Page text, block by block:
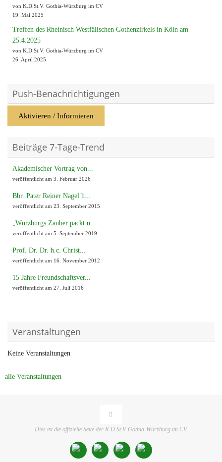
von K.D.St.V. Gothia-Würzburg im CV
19. Mai 2025
Treffen des Rheinisch Westfälischen Gothenzirkels in Köln am
25.4.2025
von K.D.St.V. Gothia-Würzburg im CV
26. April 2025
Push-Benachrichtigungen
Aktivieren / Informieren
Beiträge 7-Tage-Trend
Akademischer Vortrag von...
veröffentlicht am 3. Februar 2026
Bbr. Pater Reiner Nagel h...
veröffentlicht am 23. September 2015
„Würzburgs Zauber packt u...
veröffentlicht am 5. September 2019
Prof. Dr. Dr. h.c. Christ...
veröffentlicht am 16. November 2012
15 Jahre Freundschaftsver...
veröffentlicht am 27. Juli 2016
Veranstaltungen
Keine Veranstaltungen
alle Veranstaltungen
Dies ist die offizielle Seite der K.D.St.V. Gothia-Würzburg im CV.